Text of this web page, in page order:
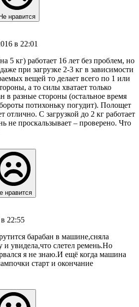
Не нравится
в 22:01
5 кг) работает 16 лет без проблем, но
при загрузке 2-3 кг в зависимости
вещей то делает всего по 1 или
а то силы хватает только
в разные стороны (остальное время
потихоньку погудит). Полощет
отлично. С загрузкой до 2 кг работает
не проскальзывает – проверено. Что
нравится
22:55
барабан в машине,сняла
увидела,что слетел ремень.Но
я не знаю.И ещё когда машина
старт и окончание